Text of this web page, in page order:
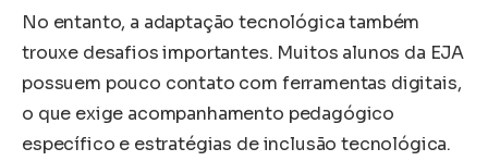
No entanto, a adaptação tecnológica também
trouxe desafios importantes. Muitos alunos da EJA
possuem pouco contato com ferramentas digitais,
o que exige acompanhamento pedagógico
específico e estratégias de inclusão tecnológica.